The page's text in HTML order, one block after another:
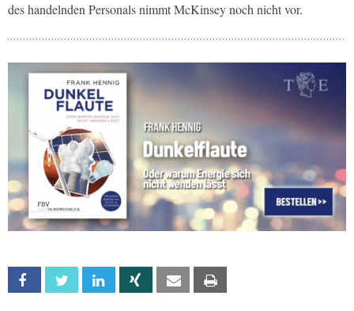
des handelnden Personals nimmt McKinsey noch nicht vor.
Facebook Twitter Linkedin Xing Email